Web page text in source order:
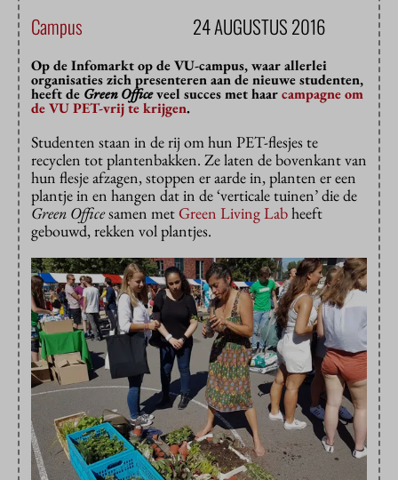
Campus 24 AUGUSTUS 2016
Op de Infomarkt op de VU-campus, waar allerlei
organisaties zich presenteren aan de nieuwe studenten,
heeft de Green Officeveel succes met haarcampagne om
de VU PET-vrij te krijgen.
Studenten staan in de rij om hun PET-flesjes te
recyclen tot plantenbakken. Ze laten de bovenkant van
hun flesje afzagen, stoppen er aarde in, planten er een
plantje in en hangen dat in de ‘verticale tuinen’ die de
Green Officesamen metGreen Living Labheeft
gebouwd, rekken vol plantjes.